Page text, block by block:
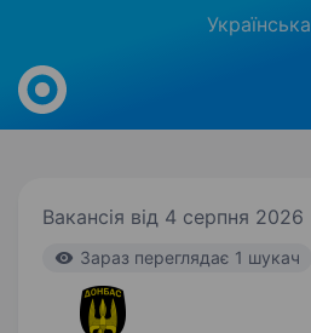
Українська
Work.ua
Вакансія від 4 серпня 2026
Зараз переглядає 1 шукач